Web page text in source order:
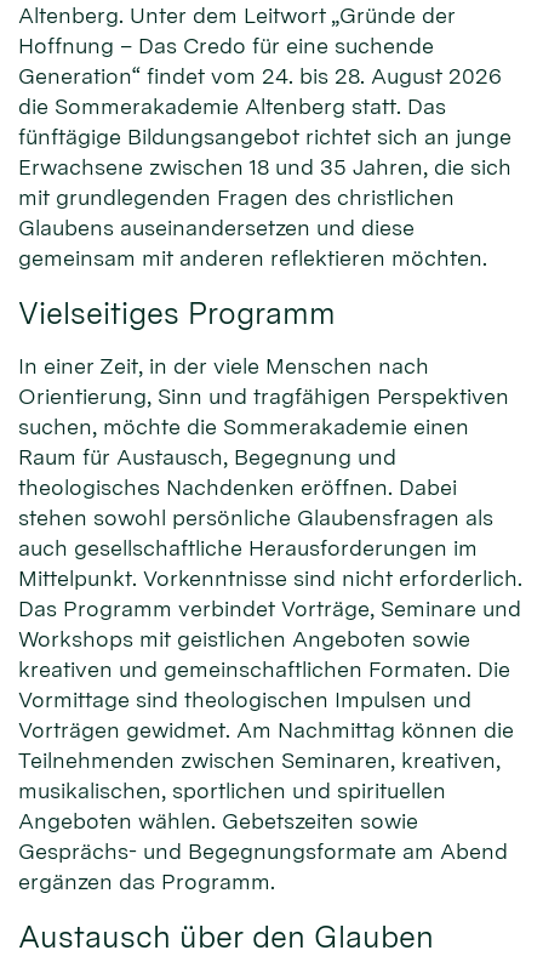
Altenberg. Unter dem Leitwort „Gründe der
Hoffnung – Das Credo für eine suchende
Generation“ findet vom 24. bis 28. August 2026
die Sommerakademie Altenberg statt. Das
fünftägige Bildungsangebot richtet sich an junge
Erwachsene zwischen 18 und 35 Jahren, die sich
mit grundlegenden Fragen des christlichen
Glaubens auseinandersetzen und diese
gemeinsam mit anderen reflektieren möchten.
Vielseitiges Programm
In einer Zeit, in der viele Menschen nach
Orientierung, Sinn und tragfähigen Perspektiven
suchen, möchte die Sommerakademie einen
Raum für Austausch, Begegnung und
theologisches Nachdenken eröffnen. Dabei
stehen sowohl persönliche Glaubensfragen als
auch gesellschaftliche Herausforderungen im
Mittelpunkt. Vorkenntnisse sind nicht erforderlich.
Das Programm verbindet Vorträge, Seminare und
Workshops mit geistlichen Angeboten sowie
kreativen und gemeinschaftlichen Formaten. Die
Vormittage sind theologischen Impulsen und
Vorträgen gewidmet. Am Nachmittag können die
Teilnehmenden zwischen Seminaren, kreativen,
musikalischen, sportlichen und spirituellen
Angeboten wählen. Gebetszeiten sowie
Gesprächs- und Begegnungsformate am Abend
ergänzen das Programm.
Austausch über den Glauben